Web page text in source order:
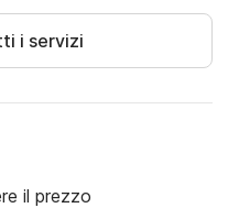
i servizi
il prezzo